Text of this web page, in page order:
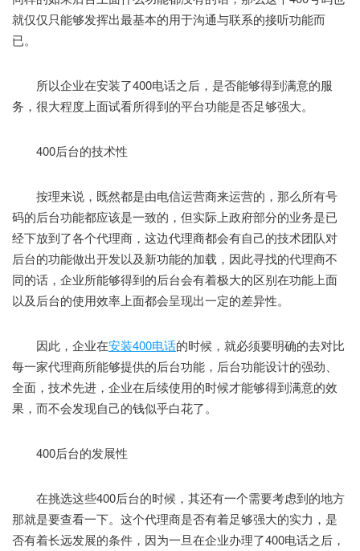
就仅仅只能够发挥出最基本的用于沟通与联系的接听功能而
已。
所以企业在安装了400电话之后，是否能够得到满意的服
务，很大程度上面试看所得到的平台功能是否足够强大。
400后台的技术性
按理来说，既然都是由电信运营商来运营的，那么所有号
码的后台功能都应该是一致的，但实际上政府部分的业务是已
经下放到了各个代理商，这边代理商都会有自己的技术团队对
后台的功能做出开发以及新功能的加载，因此寻找的代理商不
同的话，企业所能够得到的后台会有着极大的区别在功能上面
以及后台的使用效率上面都会呈现出一定的差异性。
因此，企业在安装400电话的时候，就必须要明确的去对比
每一家代理商所能够提供的后台功能，后台功能设计的强劲、
全面，技术先进，企业在后续使用的时候才能够得到满意的效
果，而不会发现自己的钱似乎白花了。
400后台的发展性
在挑选这些400后台的时候，其还有一个需要考虑到的地方
那就是要查看一下。这个代理商是否有着足够强大的实力，是
否有着长远发展的条件，因为一旦在企业办理了400电话之后，